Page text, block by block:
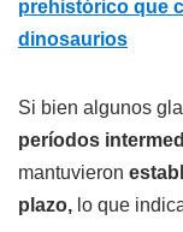
prehistórico que
dinosaurios
Si bien algunos
períodos
mantuvieron
plazo, lo que